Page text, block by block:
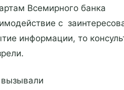
Всемирного банка
с
информации, то